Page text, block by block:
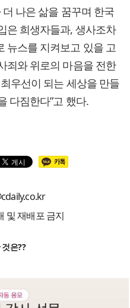
더 나은 삶을 꿈꾸며 한국
은 희생자들과, 생사조차
뉴스를 지켜보고 있을 고
죄와 위로의 마음을 전한
우선이 되는 세상을 만들
다짐한다”고 했다.
및 재배포 금지
은??